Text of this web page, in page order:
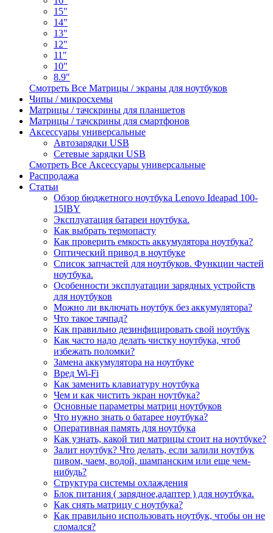
15"
14"
13"
12"
11"
10"
8.9"
Смотреть Все Матрицы / экраны для ноутбуков
Чипы / микросхемы
Матрицы / тачскрины для планшетов
Матрицы / тачскрины для смартфонов
Аксессуары универсальные
Автозарядки USB
Сетевые зарядки USB
Смотреть Все Аксессуары универсальные
Распродажа
Статьи
Обзор бюджетного ноутбука Lenovo Ideapad 100-
15IBY
Эксплуатация батареи ноутбука.
Как выбрать термопасту
Как проверить емкость аккумулятора ноутбука?
Оптический привод в ноутбуке
Список запчастей для ноутбуков. Функции частей
ноутбука.
Особенности эксплуатации зарядных устройств
для ноутбуков
Можно ли включать ноутбук без аккумулятора?
Что такое тачпад?
Как правильно дезинфицировать свой ноутбук
Как часто надо делать чистку ноутбука, чтоб
избежать поломки?
Замена аккумулятора на ноутбуке
Вред Wi-Fi
Как заменить клавиатуру ноутбука
Чем и как чистить экран ноутбука?
Основные параметры матриц ноутбуков
Что нужно знать о батарее ноутбука?
Оперативная память для ноутбука
Как узнать, какой тип матрицы стоит на ноутбуке?
Залит ноутбук? Что делать, если залили ноутбук
пивом, чаем, водой, шампанским или еще чем-
нибудь?
Структура системы охлаждения
Блок питания ( зарядное,адаптер ) для ноутбука.
Как снять матрицу с ноутбука?
Как правильно использовать ноутбук, чтобы он не
сломался?